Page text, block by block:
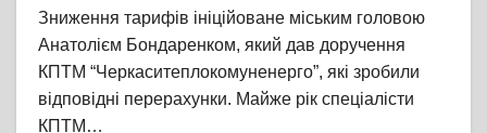
Зниження тарифів ініційоване міським головою
Анатолієм Бондаренком, який дав доручення
КПТМ “Черкаситеплокомуненерго”, які зробили
відповідні перерахунки. Майже рік спеціалісти
КПТМ…